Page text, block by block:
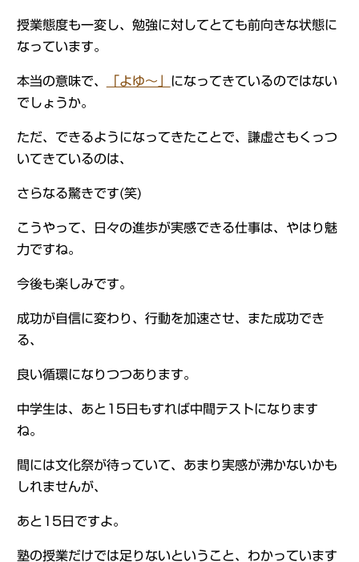
授業態度も一変し、勉強に対してとても前向きな状態に
なっています。
本当の意味で、 「よゆ～」 になってきているのではない
でしょうか。
ただ、できるようになってきたことで、謙虚さもくっつ
いてきているのは、
さらなる驚きです(笑)
こうやって、日々の進歩が実感できる仕事は、やはり魅
力ですね。
今後も楽しみです。
成功が自信に変わり、行動を加速させ、また成功でき
る、
良い循環になりつつあります。
中学生は、あと15日もすれば中間テストになります
ね。
間には文化祭が待っていて、あまり実感が沸かないかも
しれませんが、
あと15日ですよ。
塾の授業だけでは足りないということ、わかっています